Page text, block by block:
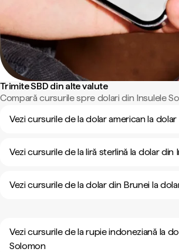
Trimite SBD din alte valute
Compară cursurile spre dolari din Insulele
Vezi cursurile de la dolar american la
Vezi cursurile de la liră sterlină la dolar din
Vezi cursurile de la dolar din Brunei la
Vezi cursurile de la rupie indoneziană la
Solomon